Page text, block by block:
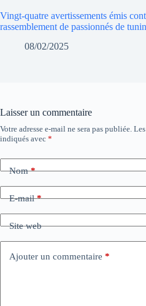
Vingt-quatre avertissements émis
rassemblement de passionnés de
08/02/2025
Laisser un commentaire
Votre adresse e-mail ne sera pas publiée.
indiqués avec *
Nom*
E-mail*
Site web
Ajouter un commentaire *